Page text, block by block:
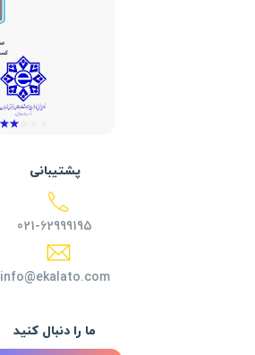
ما را دنبال کنید
پشتیبانی
021-62999195
info@ekalato.com